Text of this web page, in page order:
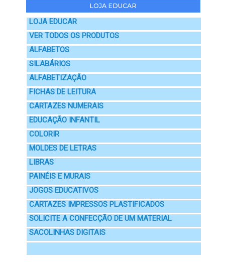
LOJA EDUCAR
LOJA EDUCAR
VER TODOS OS PRODUTOS
ALFABETOS
SILABÁRIOS
ALFABETIZAÇÃO
FICHAS DE LEITURA
CARTAZES NUMERAIS
EDUCAÇÃO INFANTIL
COLORIR
MOLDES DE LETRAS
LIBRAS
PAINÉIS E MURAIS
JOGOS EDUCATIVOS
CARTAZES IMPRESSOS PLASTIFICADOS
SOLICITE A CONFECÇÃO DE UM MATERIAL
SACOLINHAS DIGITAIS